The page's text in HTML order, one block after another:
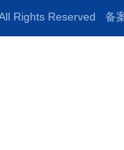
Rights Reserved 备